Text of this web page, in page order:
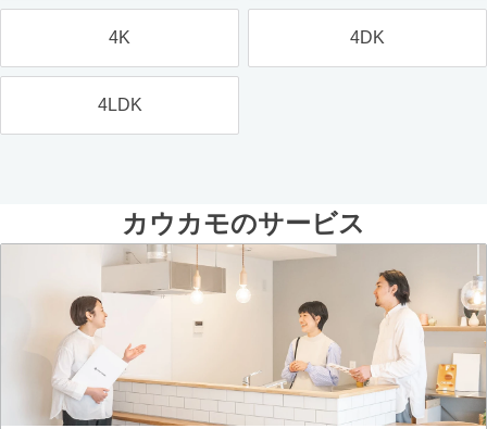
4K 4DK
4LDK
カウカモのサービス